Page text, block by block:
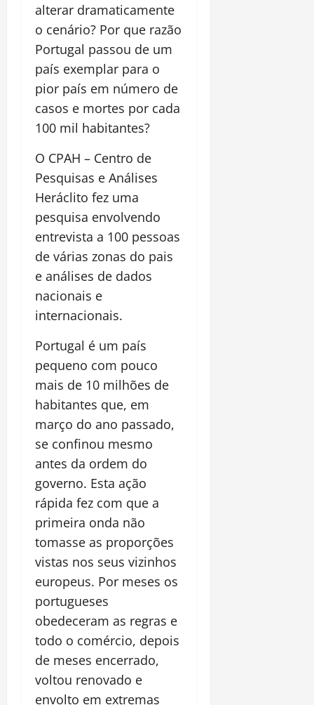
alterar dramaticamente
o cenário? Por que razão
Portugal passou de um
país exemplar para o
pior país em número de
casos e mortes por cada
100 mil habitantes?
O CPAH – Centro de
Pesquisas e Análises
Heráclito fez uma
pesquisa envolvendo
entrevista a 100 pessoas
de várias zonas do pais
e análises de dados
nacionais e
internacionais.
Portugal é um país
pequeno com pouco
mais de 10 milhões de
habitantes que, em
março do ano passado,
se confinou mesmo
antes da ordem do
governo. Esta ação
rápida fez com que a
primeira onda não
tomasse as proporções
vistas nos seus vizinhos
europeus. Por meses os
portugueses
obedeceram as regras e
todo o comércio, depois
de meses encerrado,
voltou renovado e
envolto em extremas